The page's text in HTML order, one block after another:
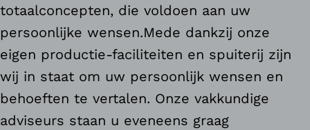
totaalconcepten, die voldoen aan uw
persoonlijke wensen.Mede dankzij onze
eigen productie-faciliteiten en spuiterij zijn
wij in staat om uw persoonlijk wensen en
behoeften te vertalen. Onze vakkundige
adviseurs staan u eveneens graag